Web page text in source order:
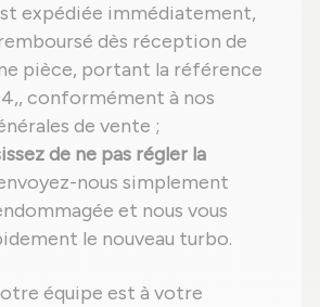
expédiée immédiatement,
dès réception de
pièce, portant la référence
conformément à nos
de vente ;
de ne pas régler la
nous simplement
et nous vous
le nouveau turbo.
équipe est à votre